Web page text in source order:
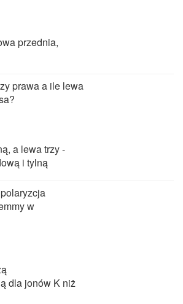
przednia,
prawa a ile lewa
a lewa trzy -
i tylną
w
dla jonów K niż